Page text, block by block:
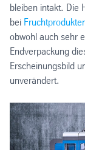
bleiben intakt. Die
bei
obwohl auch sehr
Endverpackung
Erscheinungsbild
unverändert.